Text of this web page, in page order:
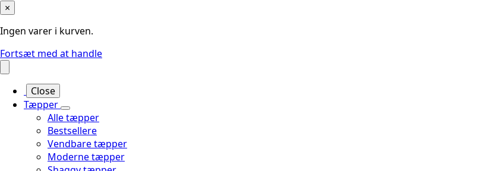
×
Ingen varer i kurven.
Fortsæt med at handle
Close
Tæpper
Alle tæpper
Bestsellere
Vendbare tæpper
Moderne tæpper